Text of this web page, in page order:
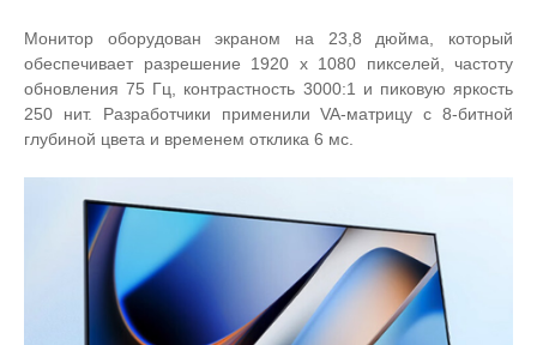
Добавляйте товары
в корзину
Оплачивайте сегодня только
25% картой любого банка
Получайте товар
выбранный способом
Монитор оборудован экраном на 23,8 дюйма, который
обеспечивает разрешение 1920 х 1080 пикселей, частоту
обновления 75 Гц, контрастность 3000:1 и пиковую яркость
250 нит. Разработчики применили VA-матрицу с 8-битной
глубиной цвета и временем отклика 6 мс.